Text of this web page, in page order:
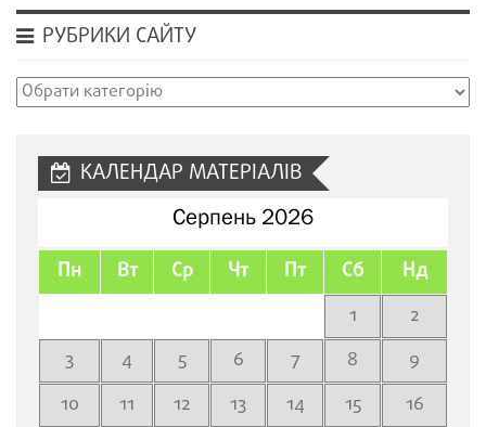
РУБРИКИ САЙТУ
Рубрики
КАЛЕНДАР МАТЕРІАЛІВ
Серпень 2026
Пн Вт Ср Чт Пт Сб Нд
1
2
3
4 5 6 7 8
9
10
11 12 13 14 15
16